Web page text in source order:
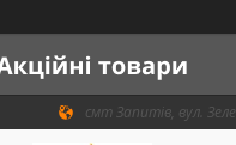
смт Запитів, вул.